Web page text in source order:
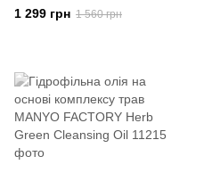
Kit
1 299 грн 1 560 грн